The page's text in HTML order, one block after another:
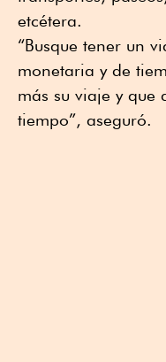
etcétera.
“Busque tener un
monetaria y de
más su viaje y que
tiempo”, aseguró.